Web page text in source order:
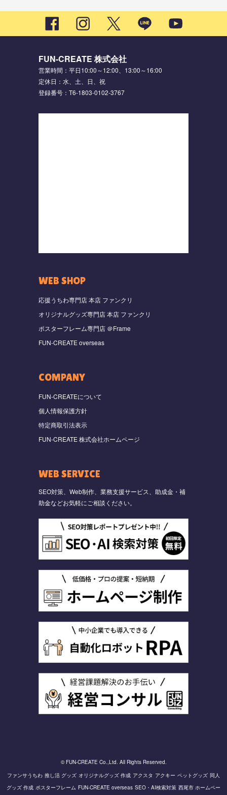
FUN-CREATE 株式会社
営業時間：平日10:00～12:00、13:00～16:00
定休日：水、土、日、祝
登録番号：T6-1803-0102-3767
WEB SHOP
応援うちわ専門店 本店 ファンクリ
オリジナルグッズ専門店 本店 ファンクリ
ポスターフレーム専門店 ＠Frame
FUN-CREATE overseas
COMPANY
FUN-CREATEについて
個人情報保護方針
特定商取引法表示
FUN-CREATE 株式会社ホームページ
WEB SERVICE
SEO対策、Web制作、業務支援サービス、助成金・補
助金などお気軽にご相談ください。
© FUN-CREATE Co.,Ltd. All Rights Reserved.
ファンサうちわ 推し活 グッズ オリジナルグッズ 作成 アクスタ アクキー ペットグッズ 同人
グッズ 作成 ポスターフレーム FUN-CREATE overseas SEO・AI検索対策 西尾市 ホームペー